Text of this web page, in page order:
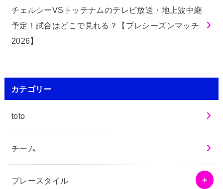
チェルシーVSトッテナムのテレビ放送・地上波中継
予定！試合はどこで見れる？【プレシーズンマッチ
2026】
カテゴリー
toto
チーム
プレースタイル